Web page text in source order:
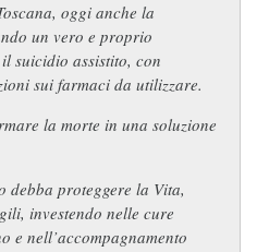
oggi anche la
un vero e proprio
suicidio assistito, con
sui farmaci da utilizzare.
la morte in una soluzione
debba proteggere la Vita,
investendo nelle cure
e nell’accompagnamento